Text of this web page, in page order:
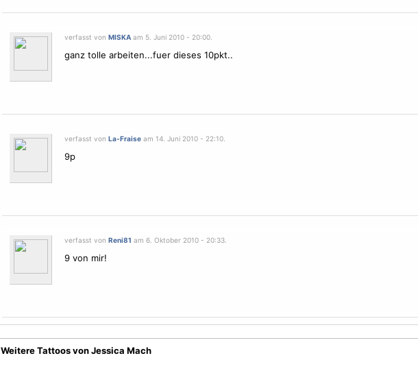
verfasst von MISKAam 5. Juni 2010 - 20:00.
ganz tolle arbeiten...fuer dieses 10pkt..
verfasst von La-Fraiseam 14. Juni 2010 - 22:10.
9p
verfasst von Reni81 am 6. Oktober 2010 - 20:33.
9 von mir!
Weitere Tattoos von Jessica Mach